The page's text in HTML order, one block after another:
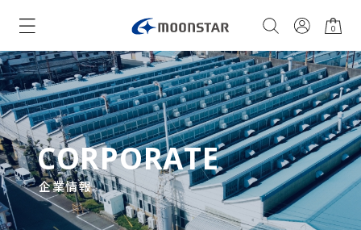
0
CORPORATE
企業情報